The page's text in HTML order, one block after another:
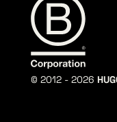
© 2012 -2026